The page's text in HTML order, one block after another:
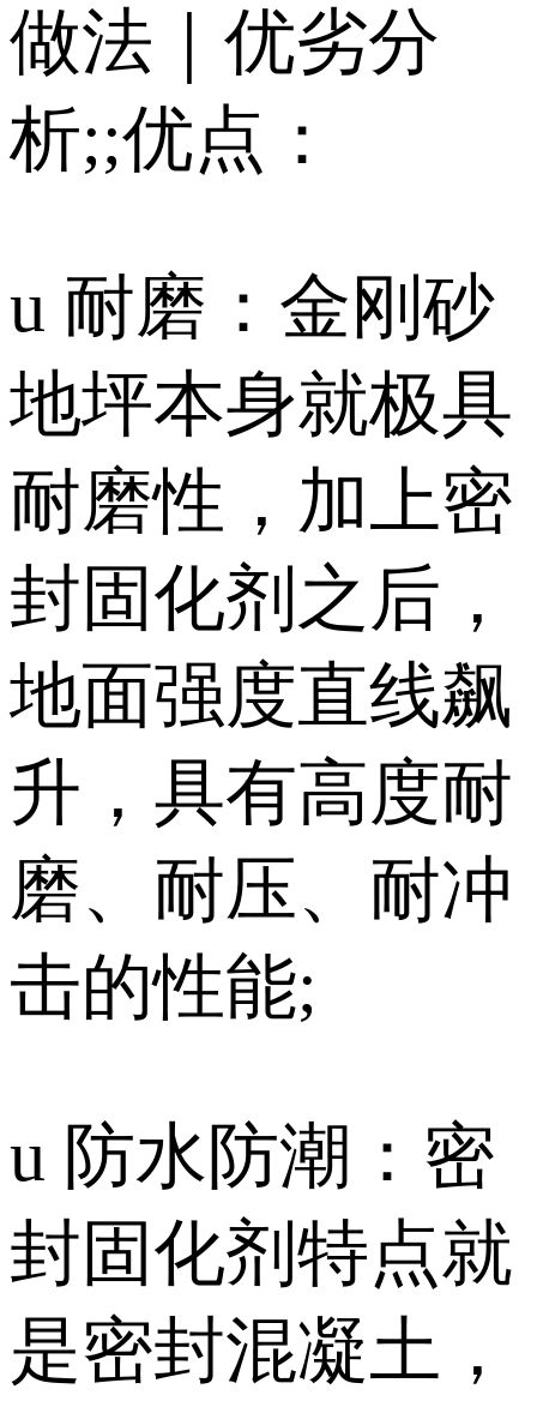
做法｜优劣分
析;;优点：
u 耐磨：金刚砂
地坪本身就极具
耐磨性，加上密
封固化剂之后，
地面强度直线飙
升，具有高度耐
磨、耐压、耐冲
击的性能;
u 防水防潮：密
封固化剂特点就
是密封混凝土，